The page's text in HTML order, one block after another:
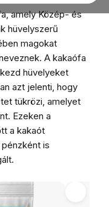
amely Közép- és
hüvelyszerű
magokat
A kakaófa
hüvelyeket
azt jelenti, hogy
tükrözi, amelyet
Ezeken a
a kakaót
is